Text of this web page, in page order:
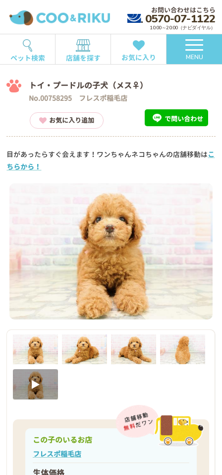
お問い合わせはこちら
0570-07-1122
10:00～20:00（ナビダイヤル）
ペット検索 店舗を探す お気に入り MENU
トイ・プードルの子犬（メス♀）
No.00758295 フレスポ稲毛店
お気に入り追加 で問い合わせ
目があったらすぐ会えます！ワンちゃんネコちゃんの店舗移動はこ
ちらから！
この子のいるお店
フレスポ稲毛店